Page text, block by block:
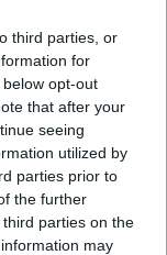
third parties, or
for
opt-out
that after your
seeing
utilized by
parties prior to
the further
parties on the
may
Galéria és
és Aukciósház